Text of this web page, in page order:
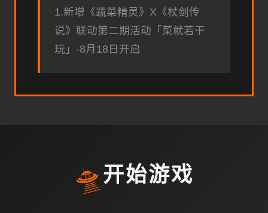
1.新增《蔬菜精灵》X《杖剑传
说》联动第二期活动「菜就若干
玩」-8月18日开启
🛸 开始游戏